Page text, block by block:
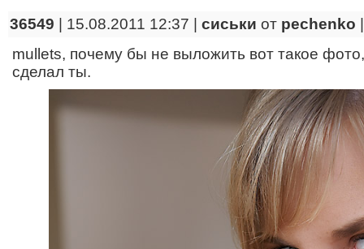
36549 | 15.08.2011 12:37 | сиськи от pechenko
mullets, почему бы не выложить вот такое
сделал ты.